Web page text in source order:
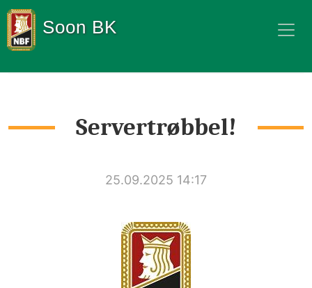
Soon BK
Servertrøbbel!
25.09.2025 14:17